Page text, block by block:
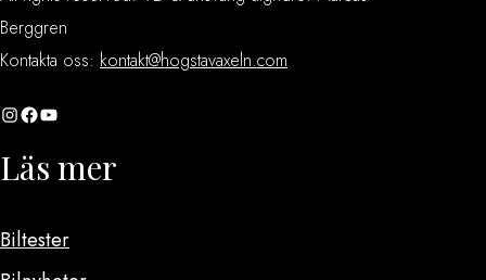
Berggren
Kontakta oss: kontakt@hogstavaxeln.com
InstagramFacebook YouTube
Läs mer
Biltester